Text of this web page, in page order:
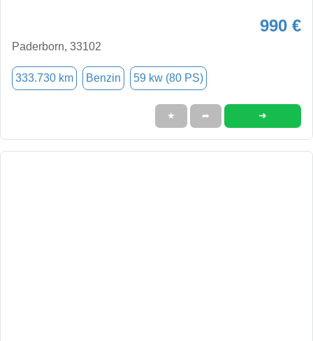
990 €
Paderborn, 33102
333.730 km Benzin 59 kw (80 PS)
★ ➦ ➜